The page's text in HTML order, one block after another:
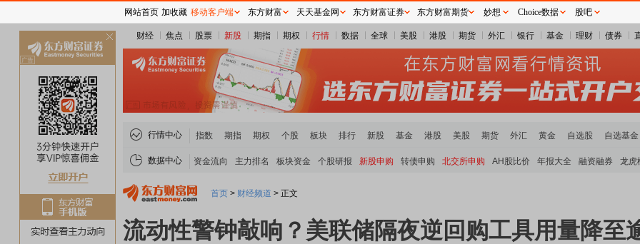
财经 焦点 股票 新股 期指 期权 行情 数据 全球 美股 港股 期货 外汇 银行 基金 理财 债券
行情中心 指数 期指 期权 个股 板块 排行 新股 基金 港股 美股 期货 外汇 黄金 自选股 自选基金
数据中心 资金流向 主力排名 板块资金 个股研报 新股申购 转债申购 北交所申购 AH股比价 年报大全 融资融券 龙虎
首页 > 财经频道 > 正文
流动性警钟敲响？美联储隔夜逆回购工具用量降至
网站首页 加收藏 移动客户端 东方财富 天天基金网 东方财富证券 东方财富期货 妙想 Choice数据 股吧
关